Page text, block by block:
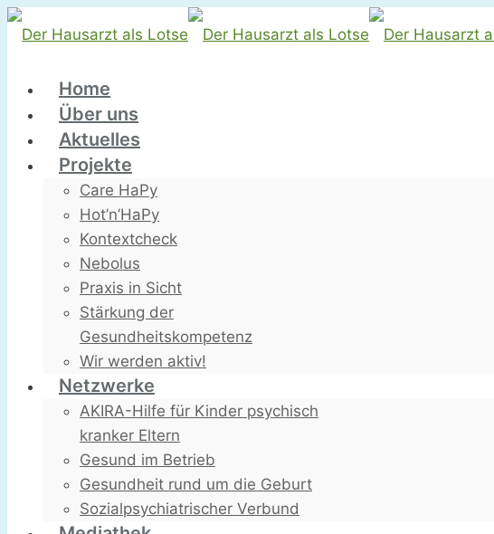
Home
Über uns
Aktuelles
Projekte
Care HaPy
Hot’n’HaPy
Kontextcheck
Nebolus
Praxis in Sicht
Stärkung der
Gesundheitskompetenz
Wir werden aktiv!
Netzwerke
AKIRA-Hilfe für Kinder psychisch
kranker Eltern
Gesund im Betrieb
Gesundheit rund um die Geburt
Sozialpsychiatrischer Verbund